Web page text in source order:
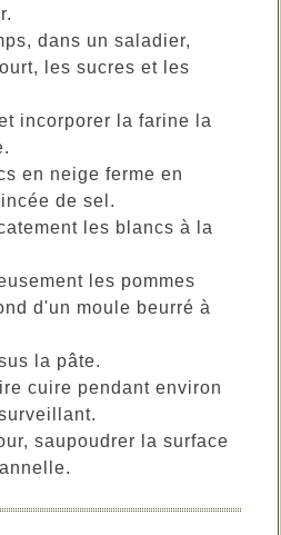
dans un saladier,
les sucres et les
incorporer la farine la
en neige ferme en
de sel.
les blancs à la
les pommes
d'un moule beurré à
la pâte.
cuire pendant environ
saupoudrer la surface